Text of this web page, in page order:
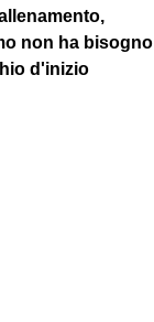
non ha bisogno
d'inizio